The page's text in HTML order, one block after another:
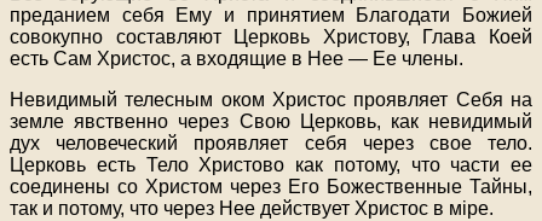
преданием себя Ему и принятием Благодати Божией
совокупно составляют Церковь Христову, Глава Коей
есть Сам Христос, а входящие в Нее — Ее члены.
Невидимый телесным оком Христос проявляет Себя на
земле явственно через Свою Церковь, как невидимый
дух человеческий проявляет себя через свое тело.
Церковь есть Тело Христово как потому, что части ее
соединены со Христом через Его Божественные Тайны,
так и потому, что через Нее действует Христос в мipe.